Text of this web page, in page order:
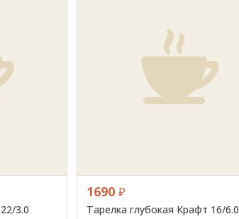
3.0
1690 ₽
Тарелка глубокая Крафт 16/6.0